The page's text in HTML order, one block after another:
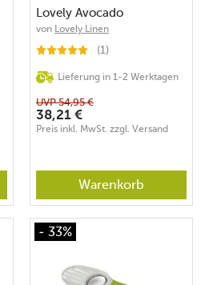
Lovely Avocado
von Lovely Linen
(1)
Lieferung in 1-2 Werktagen
UVP54,95 €
38,21 €
Preis inkl. MwSt. zzgl. Versand
Warenkorb
- 33%